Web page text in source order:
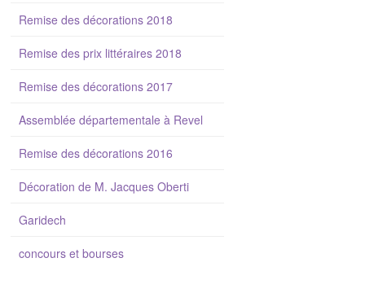
Remise des décorations 2018
Remise des prix littéraires 2018
Remise des décorations 2017
Assemblée départementale à Revel
Remise des décorations 2016
Décoration de M. Jacques Oberti
Garidech
concours et bourses